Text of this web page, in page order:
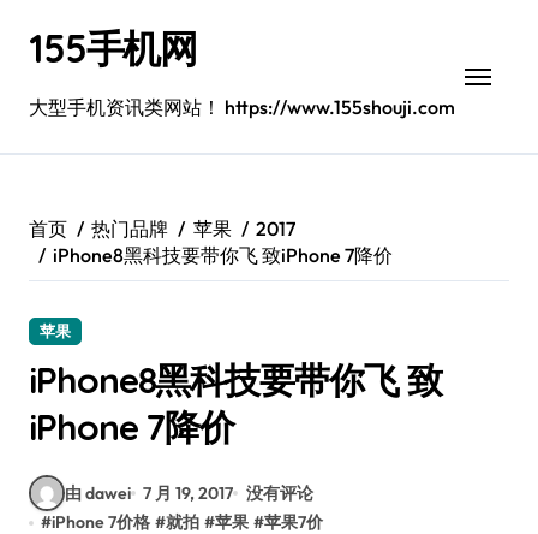
155手机网
大型手机资讯类网站！ https://www.155shouji.com
首页 热门品牌 苹果
2017
iPhone8黑科技要带你飞 致iPhone 7降价
苹果
iPhone8黑科技要带你飞 致
iPhone 7降价
由 dawei 7 月 19, 2017 没有评论
#iPhone 7价格 #就拍 #苹果 #苹果7价